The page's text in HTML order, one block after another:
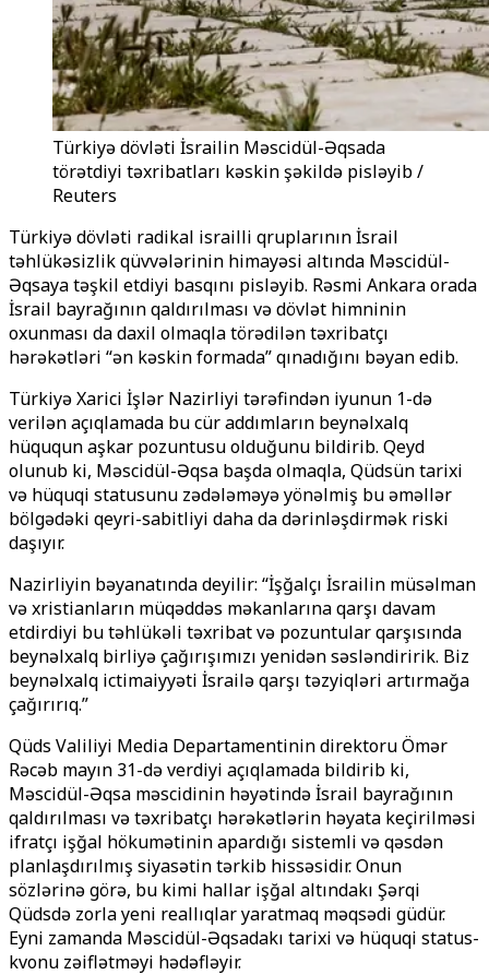
Türkiyə dövləti İsrailin Məscidül-Əqsada
törətdiyi təxribatları kəskin şəkildə pisləyib /
Reuters
Türkiyə dövləti radikal israilli qruplarının İsrail
təhlükəsizlik qüvvələrinin himayəsi altında Məscidül-
Əqsaya təşkil etdiyi basqını pisləyib. Rəsmi Ankara orada
İsrail bayrağının qaldırılması və dövlət himninin
oxunması da daxil olmaqla törədilən təxribatçı
hərəkətləri “ən kəskin formada” qınadığını bəyan edib.
Türkiyə Xarici İşlər Nazirliyi tərəfindən iyunun 1-də
verilən açıqlamada bu cür addımların beynəlxalq
hüququn aşkar pozuntusu olduğunu bildirib. Qeyd
olunub ki, Məscidül-Əqsa başda olmaqla, Qüdsün tarixi
və hüquqi statusunu zədələməyə yönəlmiş bu əməllər
bölgədəki qeyri-sabitliyi daha da dərinləşdirmək riski
daşıyır.
Nazirliyin bəyanatında deyilir: “İşğalçı İsrailin müsəlman
və xristianların müqəddəs məkanlarına qarşı davam
etdirdiyi bu təhlükəli təxribat və pozuntular qarşısında
beynəlxalq birliyə çağırışımızı yenidən səsləndiririk. Biz
beynəlxalq ictimaiyyəti İsrailə qarşı təzyiqləri artırmağa
çağırırıq.”
Qüds Valiliyi Media Departamentinin direktoru Ömər
Rəcəb mayın 31-də verdiyi açıqlamada bildirib ki,
Məscidül-Əqsa məscidinin həyətində İsrail bayrağının
qaldırılması və təxribatçı hərəkətlərin həyata keçirilməsi
ifratçı işğal hökumətinin apardığı sistemli və qəsdən
planlaşdırılmış siyasətin tərkib hissəsidir. Onun
sözlərinə görə, bu kimi hallar işğal altındakı Şərqi
Qüdsdə zorla yeni reallıqlar yaratmaq məqsədi güdür.
Eyni zamanda Məscidül-Əqsadakı tarixi və hüquqi status-
kvonu zəiflətməyi hədəfləyir.